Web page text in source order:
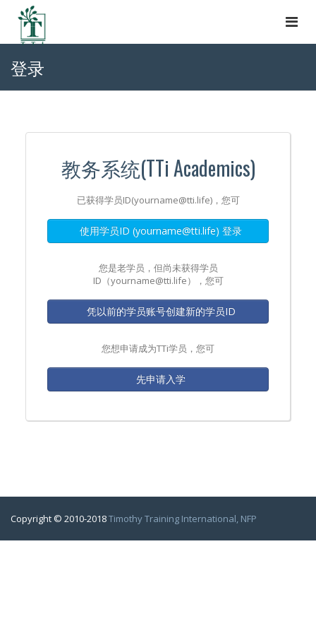
登录
教务系统(TTi Academics)
已获得学员ID(yourname@tti.life)，您可
使用学员ID (yourname@tti.life) 登录
您是老学员，但尚未获得学员
ID（yourname@tti.life），您可
凭以前的学员账号创建新的学员ID
您想申请成为TTi学员，您可
先申请入学
Copyright © 2010-2018Timothy Training International, NFP